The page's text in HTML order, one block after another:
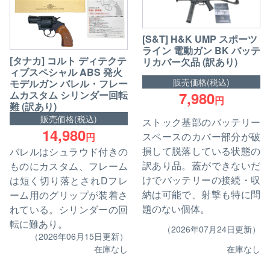
[タナカ] コルト ディテクテ
ィブスペシャル ABS 発火
モデルガン バレル・フレー
ムカスタム シリンダー回転
難 (訳あり)
販売価格(税込)
14,980円
バレルはシュラウド付きの
ものにカスタム、フレーム
は短く切り落とされDフレ
ーム用のグリップが装着さ
れている。シリンダーの回
転に難あり。
（2026年06月15日更新）
在庫なし
[S&T] H&K UMP スポーツ
ライン 電動ガン BK バッテ
リカバー欠品 (訳あり)
販売価格(税込)
7,980円
ストック基部のバッテリー
スペースのカバー部分が破
損して脱落している状態の
訳あり品。蓋ができないだ
けでバッテリーの接続・収
納は可能で、射撃も特に問
題のない個体。
（2026年07月24日更新）
在庫なし